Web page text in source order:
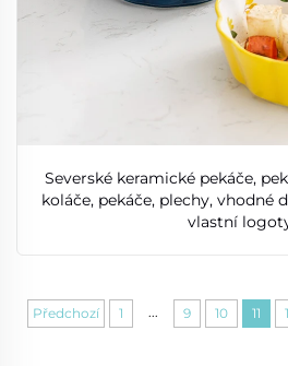
Severské keramické pekáče,
koláče, pekáče, plechy, vhodné
vlastní
Předchozí 1 ... 9 10 11